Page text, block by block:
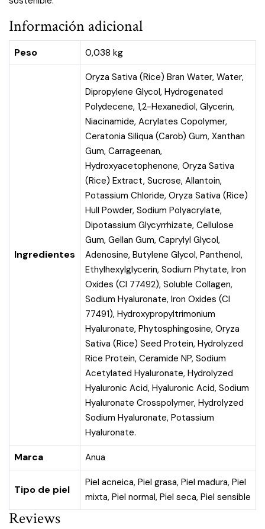
Información adicional
Peso 0,038 kg
Ingredientes
Oryza Sativa (Rice) Bran Water, Water,
Dipropylene Glycol, Hydrogenated
Polydecene, 1,2-Hexanediol, Glycerin,
Niacinamide, Acrylates Copolymer,
Ceratonia Siliqua (Carob) Gum, Xanthan
Gum, Carrageenan,
Hydroxyacetophenone, Oryza Sativa
(Rice) Extract, Sucrose, Allantoin,
Potassium Chloride, Oryza Sativa (Rice)
Hull Powder, Sodium Polyacrylate,
Dipotassium Glycyrrhizate, Cellulose
Gum, Gellan Gum, Caprylyl Glycol,
Adenosine, Butylene Glycol, Panthenol,
Ethylhexylglycerin, Sodium Phytate, Iron
Oxides (CI 77492), Soluble Collagen,
Sodium Hyaluronate, Iron Oxides (CI
77491), Hydroxypropyltrimonium
Hyaluronate, Phytosphingosine, Oryza
Sativa (Rice) Seed Protein, Hydrolyzed
Rice Protein, Ceramide NP, Sodium
Acetylated Hyaluronate, Hydrolyzed
Hyaluronic Acid, Hyaluronic Acid, Sodium
Hyaluronate Crosspolymer, Hydrolyzed
Sodium Hyaluronate, Potassium
Hyaluronate.
Marca Anua
Tipo de piel
Piel acneica, Piel grasa, Piel madura, Piel
mixta, Piel normal, Piel seca, Piel sensible
Reviews